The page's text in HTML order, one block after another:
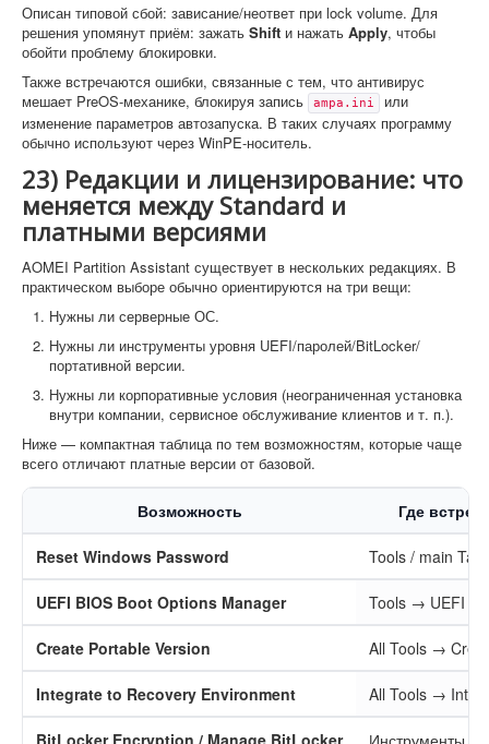
Описан типовой сбой: зависание/неответ при lock volume. Для
решения упомянут приём: зажать Shift и нажать Apply, чтобы
обойти проблему блокировки.
Также встречаются ошибки, связанные с тем, что антивирус
мешает PreOS-механике, блокируя запись
ampa.ini
или
изменение параметров автозапуска. В таких случаях программу
обычно используют через WinPE-носитель.
23) Редакции и лицензирование: что
меняется между Standard и
платными версиями
AOMEI Partition Assistant существует в нескольких редакциях. В
практическом выборе обычно ориентируются на три вещи:
Нужны ли серверные ОС.
Нужны ли инструменты уровня UEFI/паролей/BitLocker/
портативной версии.
Нужны ли корпоративные условия (неограниченная установка
внутри компании, сервисное обслуживание клиентов и т. п.).
Ниже — компактная таблица по тем возможностям, которые чаще
всего отличают платные версии от базовой.
Возможность Где
Reset Windows Password Tools / main
UEFI BIOS Boot Options Manager Tools → UEFI
Create Portable Version All Tools →
Integrate to Recovery Environment All Tools →
BitLocker Encryption / Manage BitLocker Инструменты